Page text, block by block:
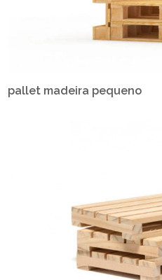
pallet madeira pequeno